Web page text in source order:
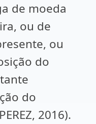
de moeda
ou de
ou
do
do
2016).